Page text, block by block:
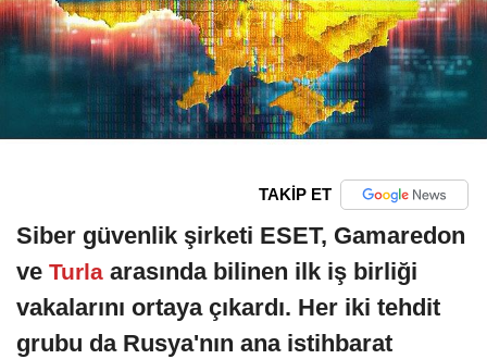
TAKİP ET
Siber güvenlik şirketi ESET, Gamaredon
ve Turla arasında bilinen ilk iş birliği
vakalarını ortaya çıkardı. Her iki tehdit
grubu da Rusya'nın ana istihbarat